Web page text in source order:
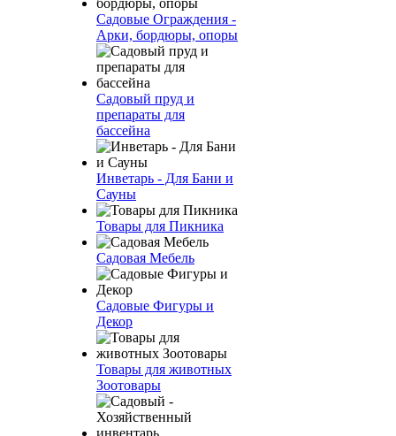
Садовые Ограждения -
Арки, бордюры, опоры
Садовый пруд и
препараты для
бассейна
Инветарь - Для Бани и
Сауны
Товары для Пикника
Садовая Мебель
Садовые Фигуры и
Декор
Товары для животных
Зоотовары